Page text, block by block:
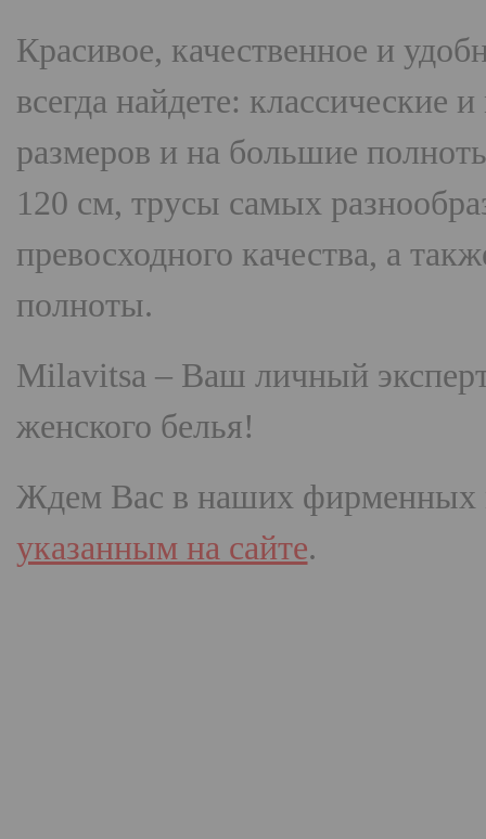
Красивое, качественное и
всегда найдете:
размеров и на большие
120 см, трусы самых
превосходного качества, а
полноты.
Milavitsa – Ваш личный
женского белья!
Ждем Вас в наших фирменных
указанным на сайте.